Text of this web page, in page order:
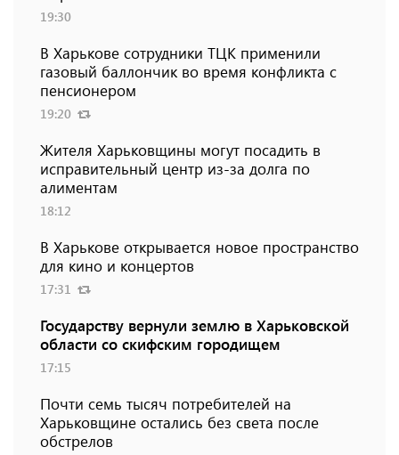
19:30
В Харькове сотрудники ТЦК применили
газовый баллончик во время конфликта с
пенсионером
19:20
Жителя Харьковщины могут посадить в
исправительный центр из-за долга по
алиментам
18:12
В Харькове открывается новое пространство
для кино и концертов
17:31
Государству вернули землю в Харьковской
области со скифским городищем
17:15
Почти семь тысяч потребителей на
Харьковщине остались без света после
обстрелов